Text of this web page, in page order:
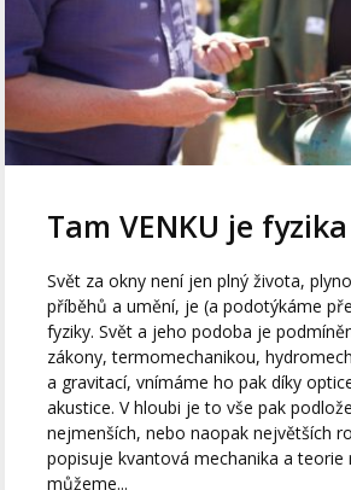
Tam VENKU je fyzika
Svět za okny není jen plný života,
příběhů a umění, je (a podotýkáme
fyziky. Svět a jeho podoba je
zákony, termomechanikou,
a gravitací, vnímáme ho pak díky
akustice. V hloubi je to vše pak
nejmenších, nebo naopak největších
popisuje kvantová mechanika a teorie
můžeme...